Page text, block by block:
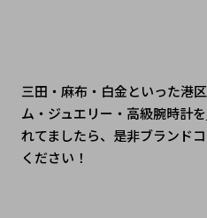
三田・麻布・白金といった港
ム・ジュエリー・高級腕時計を
れてましたら、是非ブランド
ください！